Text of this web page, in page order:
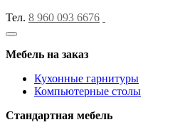
Тел. 8 960 093 6676
Мебель на заказ
Кухонные гарнитуры
Компьютерные столы
Стандартная мебель